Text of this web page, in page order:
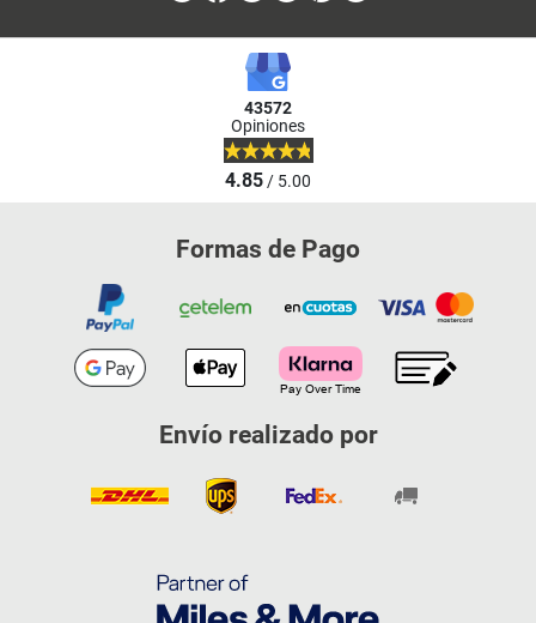
43572
Opiniones
4.85/ 5.00
Formas de Pago
Envío realizado por